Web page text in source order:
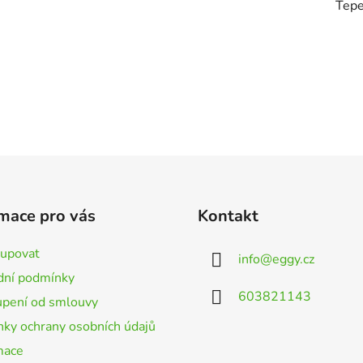
pro vás
podmínky
od smlouvy
ochrany osobních údajů
Kontakt
info@eggy.cz
603821143